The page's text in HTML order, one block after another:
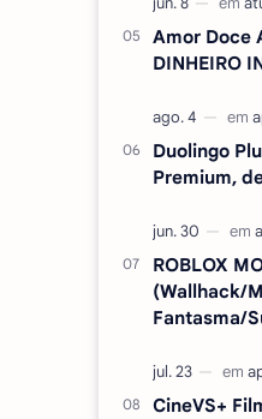
Amor Doce
DINHEIRO
Duolingo
Premium,
ROBLOX
(Wallhack/
Fantasma/
CineVS+